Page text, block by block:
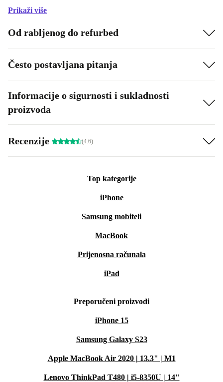
Prikaži više
Od rabljenog do refurbed
Često postavljana pitanja
Informacije o sigurnosti i sukladnosti
proizvoda
Recenzije (4.6)
Top kategorije
iPhone
Samsung mobiteli
MacBook
Prijenosna računala
iPad
Preporučeni proizvodi
iPhone 15
Samsung Galaxy S23
Apple MacBook Air 2020 | 13.3" | M1
Lenovo ThinkPad T480 | i5-8350U | 14"